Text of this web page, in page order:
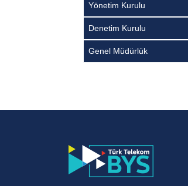
Yönetim Kurulu
Denetim Kurulu
Genel Müdürlük